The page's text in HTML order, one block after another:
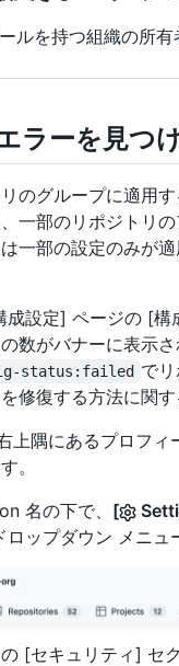
ルを持つ組織の所
ラーを見つ
のグループに適用
一部のリポジトリ
一部の設定のみが
成設定] ページの [
数がバナーに表示
status:failed で
修復する方法に関
上隅にあるプロフィ
。
名の下で、 [
ロップダウン メニュ
[セキュリティ] セ